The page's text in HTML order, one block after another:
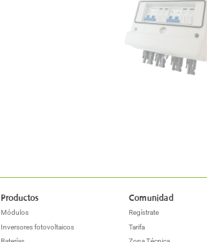
Productos
Módulos
Inversores fotovoltaicos
Comunidad
Regístrate
Tarifa